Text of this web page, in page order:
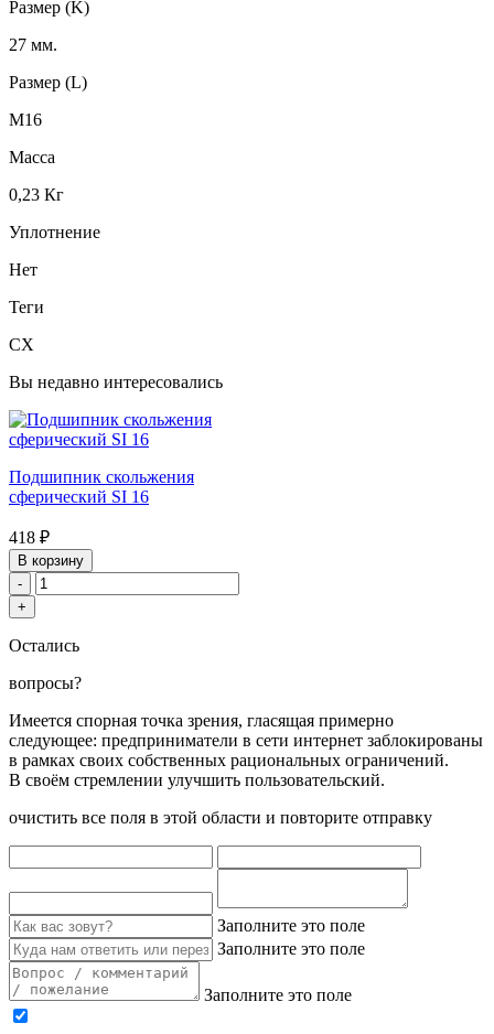
Размер (K)
27 мм.
Размер (L)
M16
Масса
0,23 Кг
Уплотнение
Нет
Теги
CX
Вы недавно интересовались
Подшипник скольжения
сферический SI 16
418 ₽
В корзину
-
+
Остались
вопросы?
Имеется спорная точка зрения, гласящая примерно
следующее: предприниматели в сети интернет заблокированы
в рамках своих собственных рациональных ограничений.
В своём стремлении улучшить пользовательский.
очистить все поля в этой области и повторите отправку
Заполните это поле
Заполните это поле
Заполните это поле